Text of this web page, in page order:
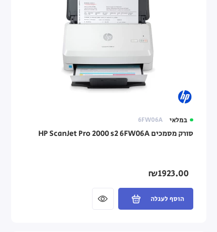
במלאי 6FW06A
סורק מסמכים HP ScanJet Pro 2000 s2 6FW06A
₪1923.00
הוסף לעגלה